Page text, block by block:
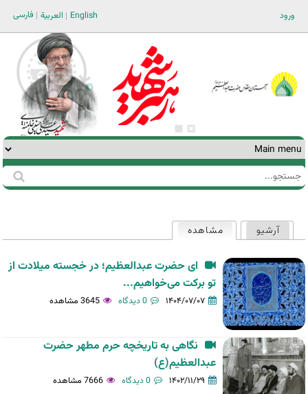
ورود فارسی العربية English
فرم
جستجو
اولیه
آرشیو مشاهده
ای حضرت عبدالعظیم؛ در خجسته میلادت از
تو برکت می‌خواهیم...
۱۴۰۴/۰۷/۰۷ 0 دیدگاه 3645 مشاهده
نگاهی به تاریخچه حرم مطهر حضرت
عبدالعظیم(ع)
۱۴۰۲/۱۱/۲۹ 0 دیدگاه 7666 مشاهده